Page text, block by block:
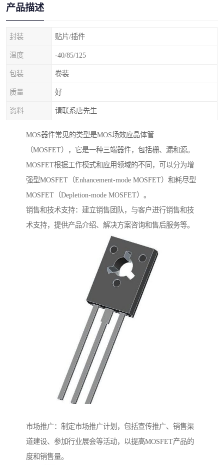
产品描述
封装 贴片/插件
温度 -40/85/125
包装 卷装
质量 好
资料 请联系唐先生
MOS器件常见的类型是MOS场效应晶体管
（MOSFET），它是一种三端器件，包括栅、漏和源。
MOSFET根据工作模式和应用领域的不同，可以分为增
强型MOSFET（Enhancement-mode MOSFET）和耗尽型
MOSFET（Depletion-mode MOSFET）。
销售和技术支持：建立销售团队，与客户进行销售和技
术支持，提供产品介绍、解决方案咨询和售后服务等。
市场推广：制定市场推广计划，包括宣传推广、销售渠
道建设、参加行业展会等活动，以提高MOSFET产品的
度和销售量。